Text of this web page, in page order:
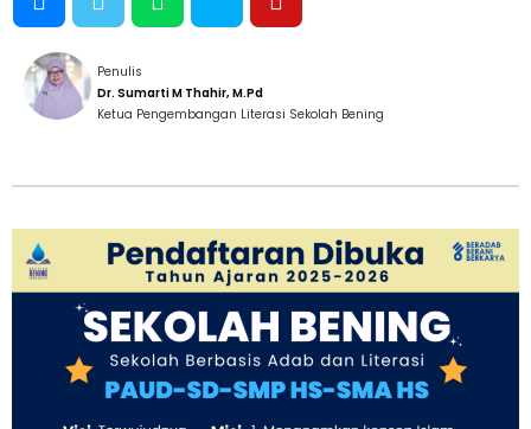
Penulis
Dr. Sumarti M Thahir, M.Pd
Ketua Pengembangan Literasi Sekolah Bening